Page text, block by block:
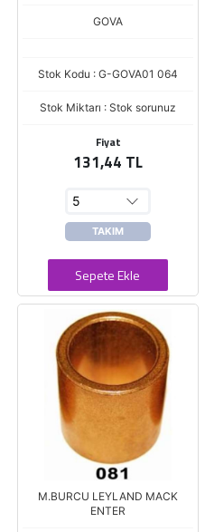
GOVA
Stok Kodu : G-GOVA01 064
Stok Miktarı : Stok sorunuz
Fiyat
131,44 TL
TAKIM
Sepete Ekle
M.BURCU LEYLAND MACK
ENTER